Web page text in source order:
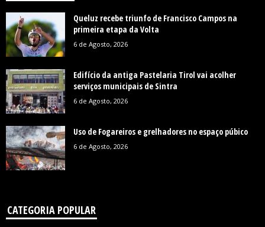
Queluz recebe triunfo de Francisco Campos na
primeira etapa da Volta
6 de Agosto, 2026
Edifício da antiga Pastelaria Tirol vai acolher
serviços municipais de Sintra
6 de Agosto, 2026
Uso de Fogareiros e grelhadores no espaço púbico
6 de Agosto, 2026
CATEGORIA POPULAR